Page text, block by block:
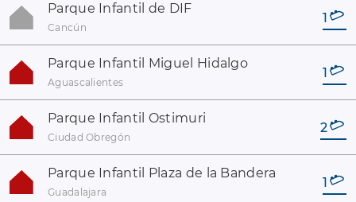
Parque Infantil de DIF
Cancún
1
Parque Infantil Miguel Hidalgo
Aguascalientes
1
Parque Infantil Ostimuri
Ciudad Obregón
2
Parque Infantil Plaza de la Bandera
Guadalajara
1